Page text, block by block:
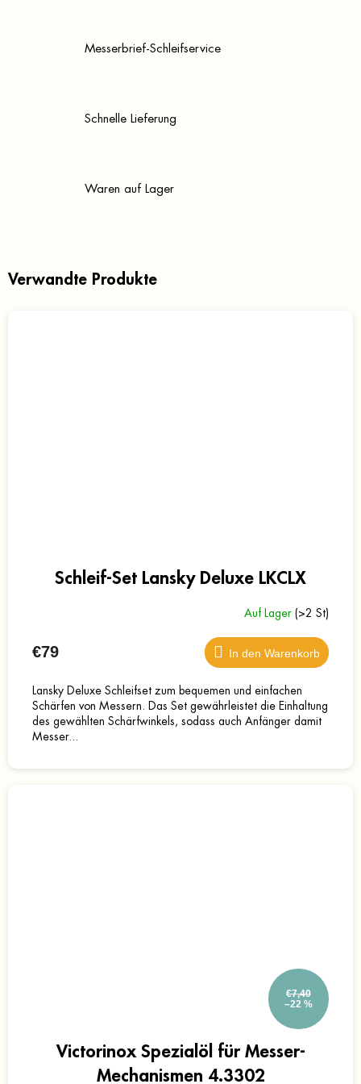
Messerbrief-Schleifservice
Schnelle Lieferung
Waren auf Lager
Verwandte Produkte
Schleif-Set Lansky Deluxe LKCLX
Auf Lager (>2 St)
€79 In den Warenkorb
Lansky Deluxe Schleifset zum bequemen und einfachen
Schärfen von Messern. Das Set gewährleistet die Einhaltung
des gewählten Schärfwinkels, sodass auch Anfänger damit
Messer...
€7,40
–22 %
Victorinox Spezialöl für Messer-
Mechanismen 4.3302